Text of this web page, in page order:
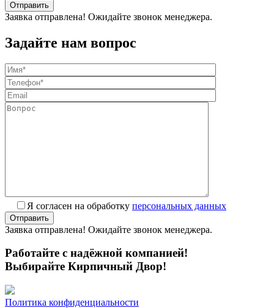
Заявка отправлена! Ожидайте звонок менеджера.
Задайте нам вопрос
Я согласен на обработку персональных данных
Заявка отправлена! Ожидайте звонок менеджера.
Работайте с надёжной компанией!
Выбирайте Кирпичный Двор!
Политика конфиденциальности